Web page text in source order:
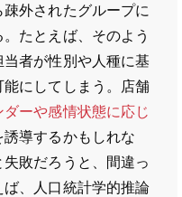
外されたグループに
たとえば、そのよう
者が性別や人種に基
にしてしまう。店舗
ダーや感情状態に応じ
導するかもしれな
敗だろうと、間違っ
、人口統計学的推論